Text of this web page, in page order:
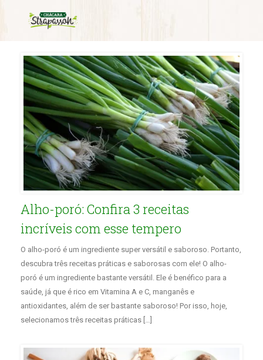
Monthly Archives:
Alho-poró: Confira 3 receitas
incríveis com esse tempero
O alho-poró é um ingrediente super versátil e saboroso. Portanto,
descubra três receitas práticas e saborosas com ele! O alho-
poró é um ingrediente bastante versátil. Ele é benéfico para a
saúde, já que é rico em Vitamina A e C, manganês e
antioxidantes, além de ser bastante saboroso! Por isso, hoje,
selecionamos três receitas práticas […]